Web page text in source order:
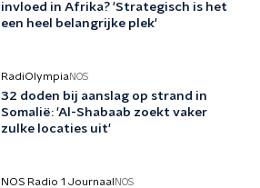
invloed in Afrika? 'Strategisch is het
een heel belangrijke plek'
RadiOlympia NOS
32 doden bij aanslag op strand in
Somalië: 'Al-Shabaab zoekt vaker
zulke locaties uit'
NOS Radio 1 Journaal NOS